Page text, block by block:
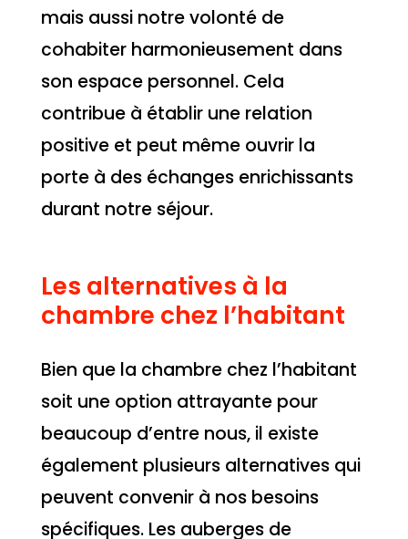
mais aussi notre volonté de
cohabiter harmonieusement dans
son espace personnel. Cela
contribue à établir une relation
positive et peut même ouvrir la
porte à des échanges enrichissants
durant notre séjour.
Les alternatives à la
chambre chez l’habitant
Bien que la chambre chez l’habitant
soit une option attrayante pour
beaucoup d’entre nous, il existe
également plusieurs alternatives qui
peuvent convenir à nos besoins
spécifiques. Les auberges de